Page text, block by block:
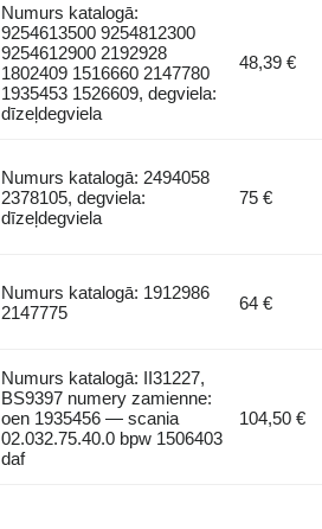
Numurs katalogā:
9254613500 9254812300
9254612900 2192928
1802409 1516660 2147780
1935453 1526609, degviela:
dīzeļdegviela
48,39 €
Numurs katalogā: 2494058
2378105, degviela:
dīzeļdegviela
75 €
Numurs katalogā: 1912986
2147775
64 €
Numurs katalogā: II31227,
BS9397 numery zamienne:
oen 1935456 — scania
02.032.75.40.0 bpw 1506403
daf
104,50 €